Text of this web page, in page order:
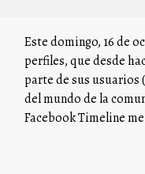
Este domingo, 16 de
perfiles, que desde
parte de sus usuarios
del mundo de la
Facebook Timeline